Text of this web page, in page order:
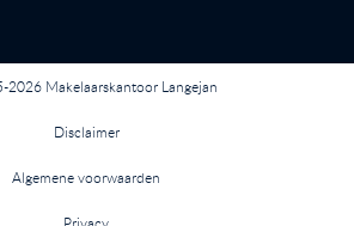
Makelaarskantoor Langejan
Disclaimer
Algemene voorwaarden